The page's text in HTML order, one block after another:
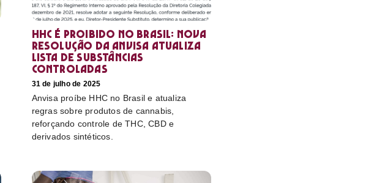
HHC é proibido no Brasil: nova
resolução da Anvisa atualiza
lista de substâncias
controladas
31 de julho de 2025
Anvisa proíbe HHC no Brasil e atualiza
regras sobre produtos de cannabis,
reforçando controle de THC, CBD e
derivados sintéticos.